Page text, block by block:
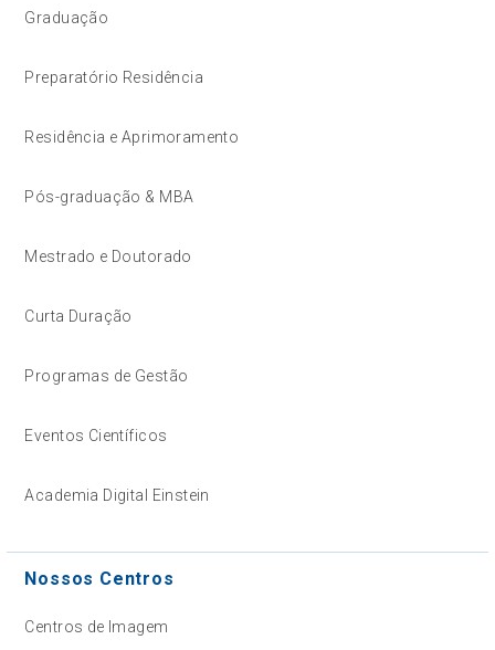
Graduação
Preparatório Residência
Residência e Aprimoramento
Pós-graduação & MBA
Mestrado e Doutorado
Curta Duração
Programas de Gestão
Eventos Científicos
Academia Digital Einstein
Nossos Centros
Centros de Imagem